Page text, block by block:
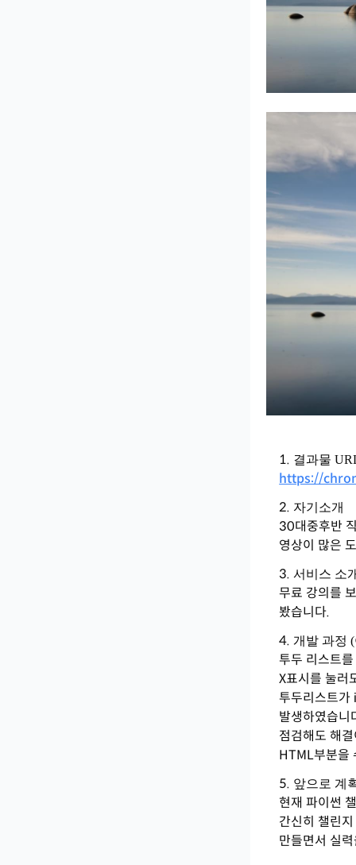
결과물
https://
자기소개
30대중후반
영상이 많은
서비스 소
무료 강의를
봤습니다.
개발 과정
투두 리스트
X표시를 눌러
투두리스트
발생하였습
점검해도 해
HTML부분을
앞으로 계
현재 파이썬
간신히 챌린
만들면서 실